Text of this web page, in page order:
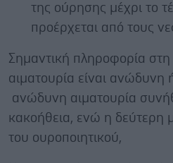
της ούρησης μέχρι το
προέρχεται από τους
Σημαντική πληροφορία στη
αιματουρία είναι
ανώδυνη αιματουρία
κακοήθεια, ενώ η δεύτερη
του ουροποιητικού,